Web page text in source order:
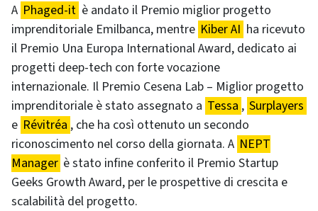
Phaged-it è andato il Premio miglior progetto
imprenditoriale Emilbanca, mentre Kiber AI ha ricevuto
il Premio Una Europa International Award, dedicato ai
progetti deep-tech con forte vocazione
internazionale. Il Premio Cesena Lab – Miglior progetto
imprenditoriale è stato assegnato a Tessa , Surplayers
e Révitréa , che ha così ottenuto un secondo
riconoscimento nel corso della giornata. A NEPT
Manager è stato infine conferito il Premio Startup
Geeks Growth Award, per le prospettive di crescita e
scalabilità del progetto.